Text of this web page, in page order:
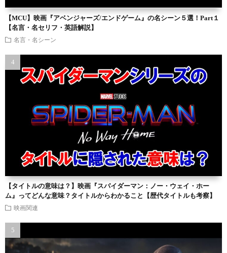
【MCU】映画『アベンジャーズ/エンドゲーム』の名シーン５選！Part１
【名言・名セリフ・英語解説】
名言・名シーン
【タイトルの意味は？】映画『スパイダーマン：ノー・ウェイ・ホー
ム』ってどんな意味？タイトルからわかること【歴代タイトルも考察】
映画関連